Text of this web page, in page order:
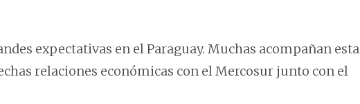
expectativas en el Paraguay. Muchas acompañan esta
relaciones económicas con el Mercosur junto con el